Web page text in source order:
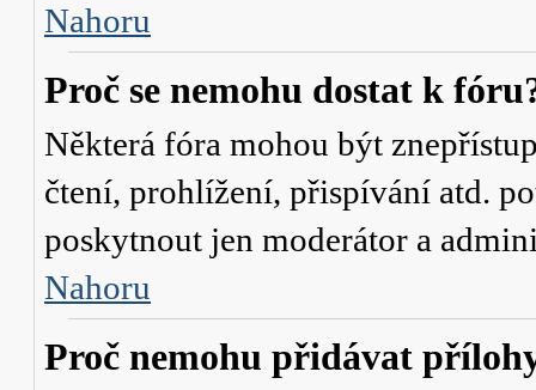
Nahoru
Proč se nemohu dostat k
Některá fóra mohou být
čtení, prohlížení, přispívání atd.
poskytnout jen moderátor a
Nahoru
Proč nemohu přidávat